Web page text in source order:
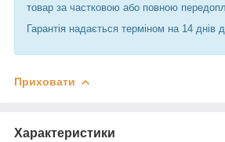
товар за частковою або повною
Гарантія надається терміном на 14 днів
Приховати
Характеристики